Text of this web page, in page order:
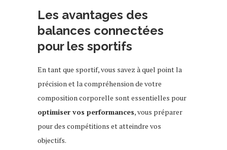
Les avantages des
balances connectées
pour les sportifs
En tant que sportif, vous savez à quel point la
précision et la compréhension de votre
composition corporelle sont essentielles pour
optimiser vos performances, vous préparer
pour des compétitions et atteindre vos
objectifs.